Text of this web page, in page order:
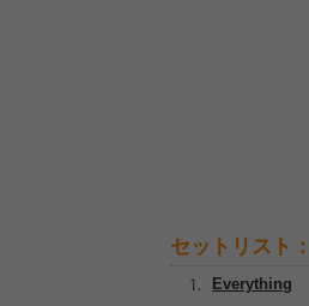
セットリスト：
Everything